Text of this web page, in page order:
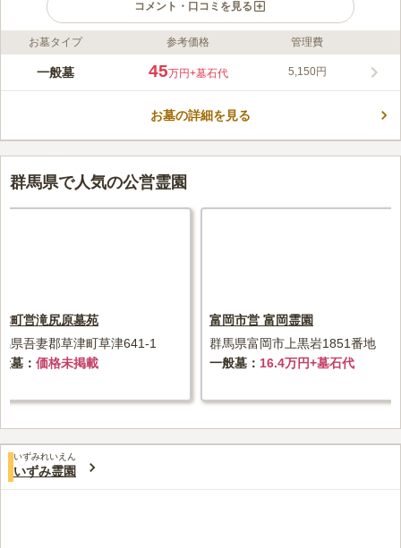
コメント・口コミを見る
ライフドット編集部のコメント
平成18年にオープンした大泉町の公営霊園で、墓域は人気の芝生
にも洋型のお墓も多く、開放的な空間です。区画は一般区画と納
上とても安心です。
口コミ評価
みんなの評価
3.5
近辺には店はないので事前にお供え物や花などの準備が必要。周
りは田畑で遠くに赤城山や浅間山が望め環境は良い。
お墓タイプ 参考価格 管理費
一般墓 45万円+墓石代 5,150円
お墓の詳細を見る
群馬県で人気の公営霊園
町営滝尻原墓苑
県吾妻郡草津町草津641-1
墓
価格未掲載
富岡市営 富岡霊園
群馬県富岡市上黒岩1851番地
一般墓
16.4万円+墓石代
いずみれいえん
いずみ霊園